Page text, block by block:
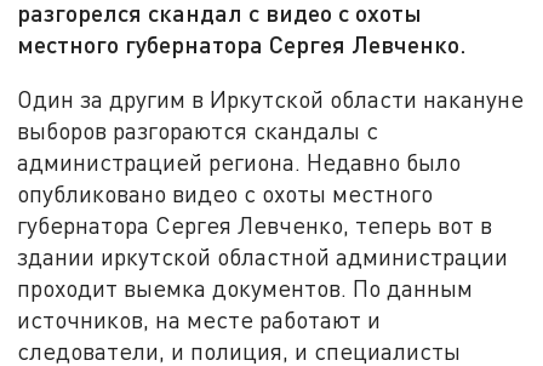
разгорелся скандал с видео с охоты
местного губернатора Сергея Левченко.
Один за другим в Иркутской области накануне
выборов разгораются скандалы с
администрацией региона. Недавно было
опубликовано видео с охоты местного
губернатора Сергея Левченко, теперь вот в
здании иркутской областной администрации
проходит выемка документов. По данным
источников, на месте работают и
следователи, и полиция, и специалисты